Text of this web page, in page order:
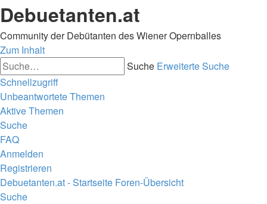
Debuetanten.at
Community der Debütanten des Wiener Opernballes
Zum Inhalt
Suche Erweiterte Suche
Schnellzugriff
Unbeantwortete Themen
Aktive Themen
Suche
FAQ
Anmelden
Registrieren
Debuetanten.at - Startseite Foren-Übersicht
Suche